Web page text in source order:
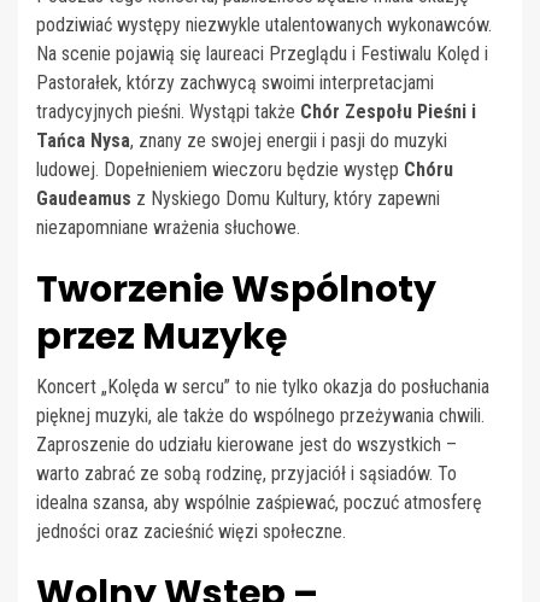
podziwiać występy niezwykle utalentowanych wykonawców.
Na scenie pojawią się laureaci Przeglądu i Festiwalu Kolęd i
Pastorałek, którzy zachwycą swoimi interpretacjami
tradycyjnych pieśni. Wystąpi także Chór Zespołu Pieśni i
Tańca Nysa, znany ze swojej energii i pasji do muzyki
ludowej. Dopełnieniem wieczoru będzie występ Chóru
Gaudeamus z Nyskiego Domu Kultury, który zapewni
niezapomniane wrażenia słuchowe.
Tworzenie Wspólnoty
przez Muzykę
Koncert „Kolęda w sercu” to nie tylko okazja do posłuchania
pięknej muzyki, ale także do wspólnego przeżywania chwili.
Zaproszenie do udziału kierowane jest do wszystkich –
warto zabrać ze sobą rodzinę, przyjaciół i sąsiadów. To
idealna szansa, aby wspólnie zaśpiewać, poczuć atmosferę
jedności oraz zacieśnić więzi społeczne.